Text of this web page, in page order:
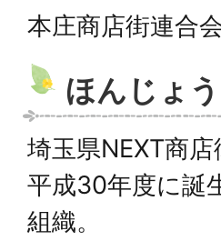
本庄商店街連合
ほんじょ
埼玉県NEXT商
平成30年度に誕
組織。